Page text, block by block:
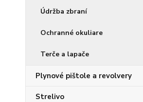
Údržba zbraní
Ochranné okuliare
Terče a lapače
Plynové pištole a revolvery
Strelivo